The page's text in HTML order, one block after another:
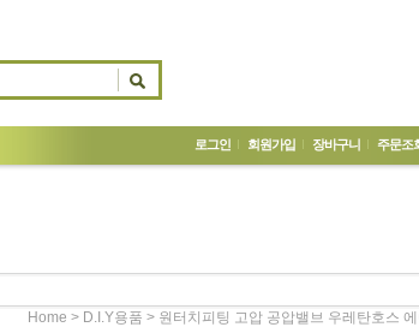
로그인 회원가입 장바구니 주문조
Home > D.I.Y용품 > 원터치피팅 고압 공압밸브 우레탄호스